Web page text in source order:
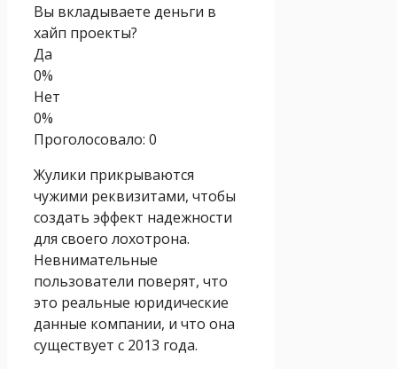
Вы вкладываете деньги в
хайп проекты?
Да
0%
Нет
0%
Проголосовало: 0
Жулики прикрываются
чужими реквизитами, чтобы
создать эффект надежности
для своего лохотрона.
Невнимательные
пользователи поверят, что
это реальные юридические
данные компании, и что она
существует с 2013 года.